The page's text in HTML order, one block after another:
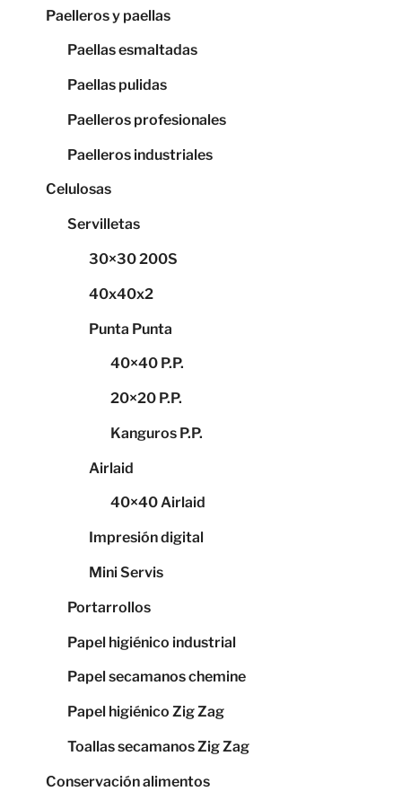
Paelleros y paellas
Paellas esmaltadas
Paellas pulidas
Paelleros profesionales
Paelleros industriales
Celulosas
Servilletas
30×30 200S
40x40x2
Punta Punta
40×40 P.P.
20×20 P.P.
Kanguros P.P.
Airlaid
40×40 Airlaid
Impresión digital
Mini Servis
Portarrollos
Papel higiénico industrial
Papel secamanos chemine
Papel higiénico Zig Zag
Toallas secamanos Zig Zag
Conservación alimentos